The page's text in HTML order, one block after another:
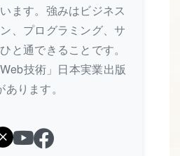
ます。強みはビジネス
、プログラミング、サ
と通できることです。
技術」日本実業出版
あります。